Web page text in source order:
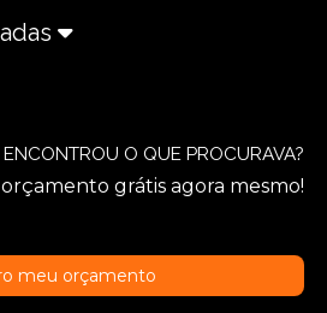
ENCONTROU O QUE PROCURAVA?
grátis agora mesmo!
meu orçamento